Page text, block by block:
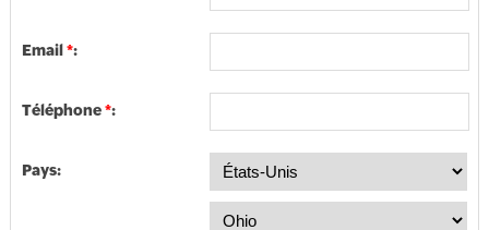
Email *:
Téléphone*:
Pays: